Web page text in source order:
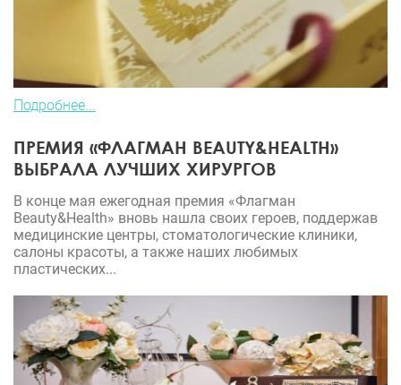
Подробнее...
ПРЕМИЯ «ФЛАГМАН BEAUTY&HEALTH»
ВЫБРАЛА ЛУЧШИХ ХИРУРГОВ
В конце мая ежегодная премия «Флагман
Beauty&Health» вновь нашла своих героев, поддержав
медицинские центры, стоматологические клиники,
салоны красоты, а также наших любимых
пластических...